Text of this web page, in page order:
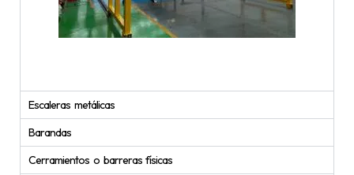
Escaleras metálicas
Barandas
Cerramientos o barreras físicas